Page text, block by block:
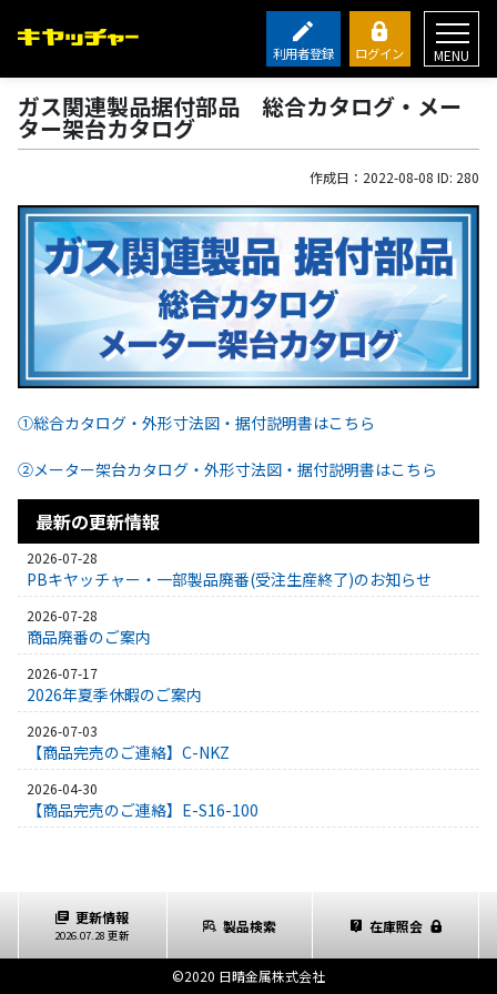
利用者登録 ログイン MENU
最新の更新情報
2026-07-28
PBキヤッチャー・一部製品廃番(受注生産終了)のお知らせ
2026-07-28
商品廃番のご案内
2026-07-17
2026年夏季休暇のご案内
2026-07-03
【商品完売のご連絡】C-NKZ
2026-04-30
【商品完売のご連絡】E-S16-100
ガス関連製品据付部品 総合カタログ・メー
ター架台カタログ
作成日：2022-08-08 ID: 280
①総合カタログ・外形寸法図・据付説明書はこちら
②メーター架台カタログ・外形寸法図・据付説明書はこちら
更新情報
2026.07.28 更新 製品検索 在庫照会
©2020 日晴金属株式会社